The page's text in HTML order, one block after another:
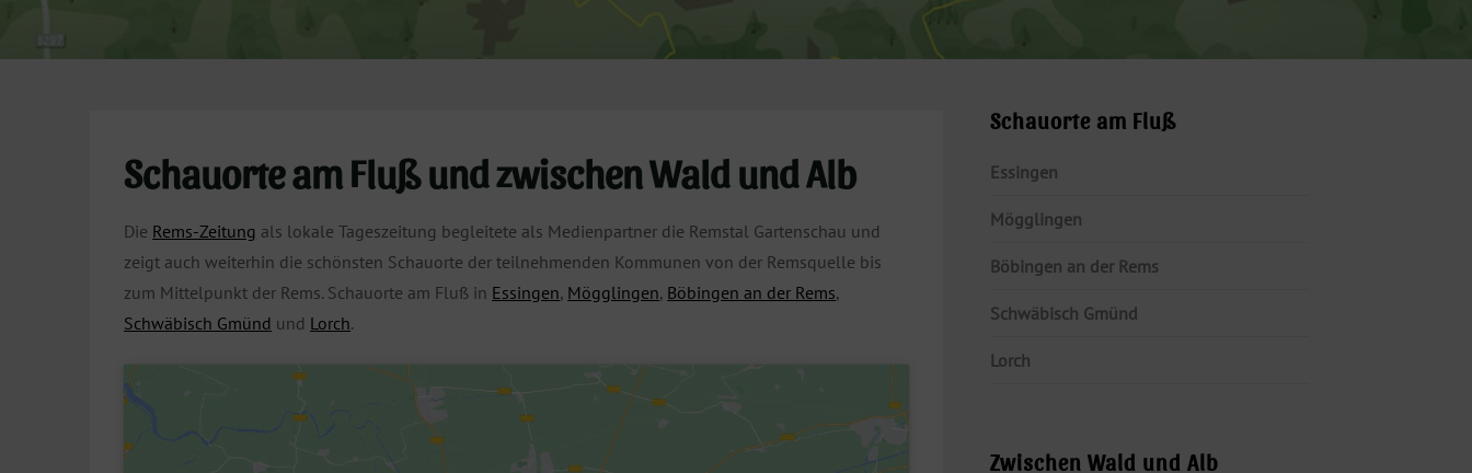
Schauorte am Fluß und zwischen Wald und Alb
Die Rems-Zeitung als lokale Tageszeitung begleitete als Medienpartner die Remstal Gartenschau und
zeigt auch weiterhin die schönsten Schauorte der teilnehmenden Kommunen von der Remsquelle bis
zum Mittelpunkt der Rems. Schauorte am Fluß in Essingen, Mögglingen, Böbingen an der Rems,
Schwäbisch Gmünd und Lorch.
Schauorte am Fluß
Essingen
Mögglingen
Böbingen an der Rems
Schwäbisch Gmünd
Lorch
Zwischen Wald und Alb